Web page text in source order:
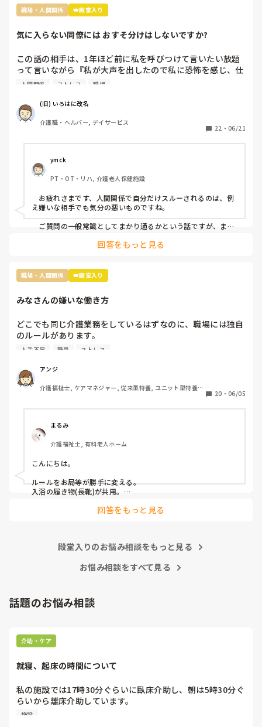
できるか、今一度模索してみてはいかがでしょうか。
職場・人間関係 👑殿堂入り
気に入らない同僚には おすそ分けはしないですか?
この話の相手は、1年ほど前に私を呼びつけて言いたい放題
って言いながら『私が大声を出したので私に恐怖を感じ、仕
事が一緒にできない』と因縁をつけてきた 看護師Nなんです
当時、現場にいた関係者に事情聴取をした結果、 レクリエ
ーションも止まらなかったし、誰も仲裁には来なかったので
結論がでたのに、この看護師『 周りがなんと言っても、私
は、あの時、大声を出されて恐怖を感じた』とずっと言い続
けていて、この話を境に、敵意というより憎悪をむき出しに
するようになってきました。
そんなある日のことです。看護師Nがどこかに旅行に行って
きたのでお土産をみんなの連絡用のレターケースの中に入れ
あったんですが、私のところにだけ入っていなかったです
貰わなくてよかったな。と思うのですが…
買ってきた場合、この看護師Nにはあげようとは思いません
産を配らなくてもいいのでしょうか』という内容(プラス、
いままでの私に対しての悪行についても一緒に…)について
の手紙を作っているところなんですが…
たた、あくまで手紙(質問書)のなかのことで、私としては、
たとえ気に入らない職員がいたとしてもみんなの目に見える
行為なので、他の職員もいい思いをしないと思うので、特定
としてまかり通るのでしょうか?
人間関係 ストレス 職場
(旧) いろはに改名
介護職・ヘルパー, デイサービス
22 ・ 06/21
ymck
PT・OT・リハ, 介護老人保健施設
お疲れさまです、人間関係で自分だけスルーされるのは、例
え嫌いな相手でも気分の悪いものですね。
ご質問の一般常識としてまかり通るかという話ですが、まか
り、お土産誰に配るかは本人の自由ではありますが、特定の一
し、故意にのけ者にしていた証拠もないのが難しいですね。
になるということです。おっしゃる通り、ご自身はお相手をの
思います。
回答をもっと見る
職場・人間関係 👑殿堂入り
みなさんの嫌いな働き方
どこでも同じ介護業務をしているはずなのに、職場には独自
のルールがあります。
その中でもみなさんが、これだけは嫌だと思う働き方はなん
私は
連帯責任が強すぎる職場
働かない人のカバーが当たり前の職場
休みの日まで出勤がある職場
家でやってきてと平気で仕事を渡される職場
人手不足 職員 ストレス
アンジ
介護福祉士, ケアマネジャー, 従来型特養, ユニット型特養,
20 ・ 06/05
まるみ
介護福祉士, 有料老人ホーム
こんにちは。
ルールをお局等が勝手に変える。
入浴の履き物(長靴)が共用。
回答をもっと見る
殿堂入りのお悩み相談をもっと見る
お悩み相談をすべて見る
話題のお悩み相談
介助・ケア
就寝、起床の時間について
私の施設では17時30分ぐらいに臥床介助し、朝は5時30分ぐ
らいから離床介助しています。
順番は当然、身体状態や体調面を考慮して決めています。そ
施設